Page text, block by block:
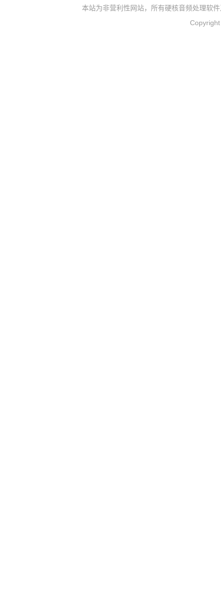
本站为非营利性网站，所有硬核音频处理软